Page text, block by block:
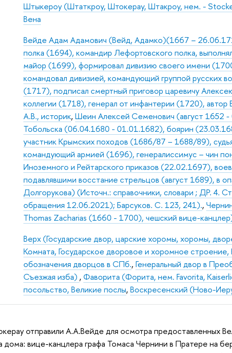
Штыкероу (Штаткроу, Штокерау, Штакроу, нем. -
Вена
Вейде Адам Адамович (Вейд, Адамко)(1667 –
полка (1694), командир Лефортовского полка,
майор (1699), формировал дивизию своего имени
командовал дивизией, командующий группой русских
(1717), подписал смертный приговор царевичу
коллегии (1718), генерал от инфантерии (1720),
А.В., историк,Шеин Алексей Семенович (август 1652
Тобольска (06.04.1680 - 01.01.1682), боярин
участник Крымских походов (1686/87 – 1688/89),
командующий армией (1696), генералиссимус – чин
Иноземного и Рейтарского приказов (22.02.1697),
подавлявшими восстание стрельцов (август 1689), в
Долгорукова) (Источн.: справочники, словари ; ДР. 4.
обращения 12.06.2021); Барсуков. С. 123, 241).,
Thomas Zacharias (1660 - 1700), чешский вице-
Верх (Государские двор, царские хоромы, хоромы,
Комната, Государское дворовое и хоромное
обозначения дворцов в СПб.,Генеральный двор в
Съезжая изба) ,Фаворита (Форита, нем. Favorita,
посольство, Великие послы,Воскресенский (Ново-
отправили А.А.Вейде для осмотра предоставленных
дома: вице-канцлера графа Томаса Чернини в Пратере на